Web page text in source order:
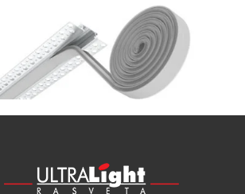
SIJALICA
u
regionu
LED
PROFILI